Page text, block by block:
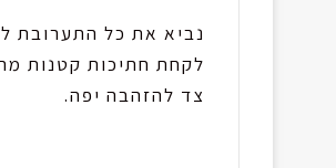
צד להזהבה יפה.